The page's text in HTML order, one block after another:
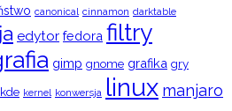
canonical cinnamon darktable
edytor fedora filtry
gimp gnome grafika gry
kde kernel konwersja linux manjaro